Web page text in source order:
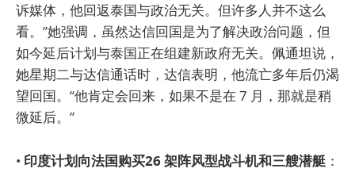
诉媒体，他回返泰国与政治无关。但许多人并不这么
看。”她强调，虽然达信回国是为了解决政治问题，但
如今延后计划与泰国正在组建新政府无关。佩通坦说，
她星期二与达信通话时，达信表明，他流亡多年后仍渴
望回国。“他肯定会回来，如果不是在 7 月，那就是稍
微延后。”
• 印度计划向法国购买26 架阵风型战斗机和三艘潜艇 ：